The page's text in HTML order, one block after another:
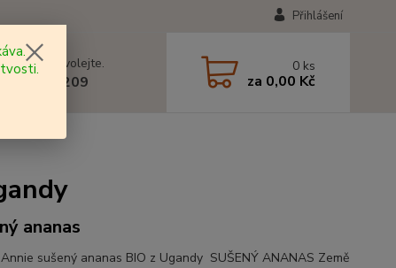
Přihlášení
rady? Zavolejte.
602 577 209
0 ks
za 0,00 Kč
ananas
sušený ananas BIO z Ugandy SUŠENÝ ANANAS Země